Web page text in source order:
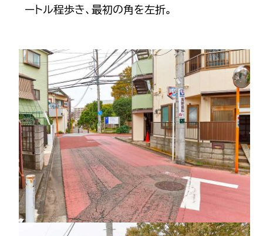
ートル程歩き、最初の角を左折。